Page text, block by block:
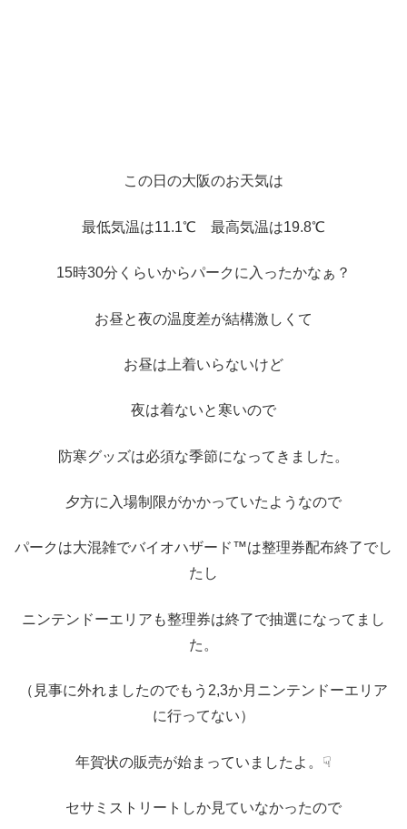
この日の大阪のお天気は
最低気温は11.1℃ 最高気温は19.8℃
15時30分くらいからパークに入ったかなぁ？
お昼と夜の温度差が結構激しくて
お昼は上着いらないけど
夜は着ないと寒いので
防寒グッズは必須な季節になってきました。
夕方に入場制限がかかっていたようなので
パークは大混雑でバイオハザード™は整理券配布終了でし
たし
ニンテンドーエリアも整理券は終了で抽選になってまし
た。
（見事に外れましたのでもう2,3か月ニンテンドーエリア
に行ってない）
年賀状の販売が始まっていましたよ。☟
セサミストリートしか見ていなかったので